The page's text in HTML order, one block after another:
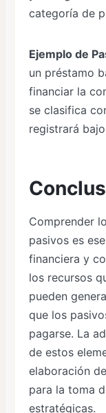
categoría de
Ejemplo de
un préstamo
financiar la
se clasifica
registrará
Comprender
pasivos es
financiera y
los recursos
pueden
que los
pagarse. La
de estos
elaboración
para la toma
estratégicas.